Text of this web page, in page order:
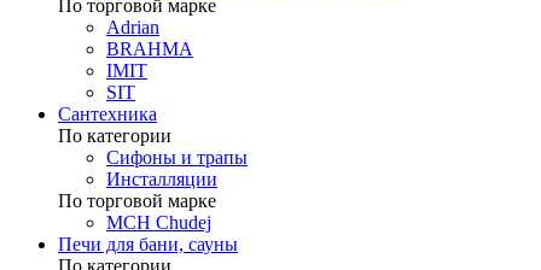
По торговой марке
Adrian
BRAHMA
IMIT
SIT
Сантехника
По категории
Сифоны и трапы
Инсталляции
По торговой марке
MCH Chudej
Печи для бани, сауны
По категории